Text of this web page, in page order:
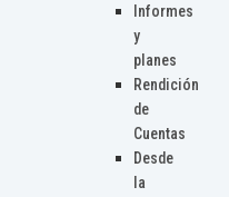
Informes
y
planes
Rendición
de
Cuentas
Desde
la